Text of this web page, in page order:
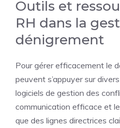
Outils et
RH dans la
dénigrement
Pour gérer efficacement le
peuvent s’appuyer sur
logiciels de gestion des
communication efficace et
que des lignes directrices